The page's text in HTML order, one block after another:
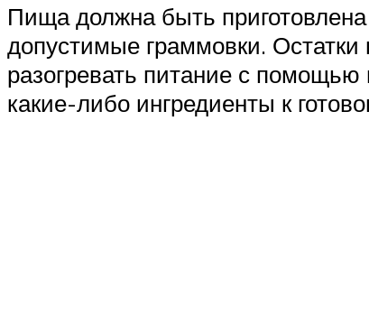
Пища должна быть
допустимые граммовки. Остатки
разогревать питание с помощью
какие-либо ингредиенты к